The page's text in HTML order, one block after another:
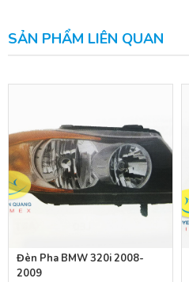
SẢN PHẨM LIÊN QUAN
Đèn Pha BMW 320i 2008-
2009